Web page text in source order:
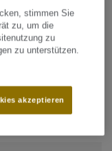
starke Nutzung
stimmen Sie
zu, um die
zu
zu unterstützen.
akzeptieren